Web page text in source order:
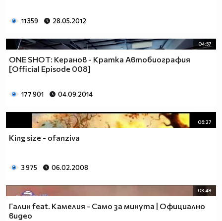
11 359 28.05.2012
04:57
ONE SHOT: Керанов - Кратка Автобиография
[Official Episode 008]
177 901 04.09.2014
06:27
King size - ofanziva
3 975 06.02.2008
03:48
Галин feat. Камелия - Само за минута | Официално
видео